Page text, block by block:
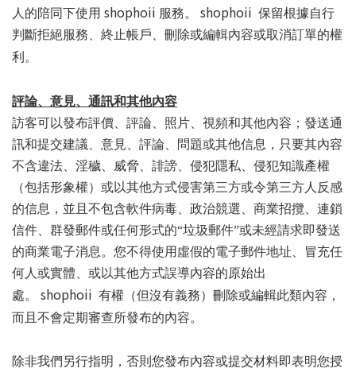
人的陪同下使用 shophoii 服務。 shophoii 保留根據自行
判斷拒絕服務、終止帳戶、刪除或編輯內容或取消訂單的權
利。
評論、意見、通訊和其他內容
訪客可以發布評價、評論、照片、視頻和其他內容；發送通
訊和提交建議、意見、評論、問題或其他信息，只要其內容
不含違法、淫穢、威脅、誹謗、侵犯隱私、侵犯知識產權
（包括形象權）或以其他方式侵害第三方或令第三方人反感
的信息，並且不包含軟件病毒、政治競選、商業招攬、連鎖
信件、群發郵件或任何形式的“垃圾郵件”或未經請求即發送
的商業電子消息。您不得使用虛假的電子郵件地址、冒充任
何人或實體、或以其他方式誤導內容的原始出
處。
shophoii 有權（但沒有義務）刪除或編輯此類內容，
而且不會定期審查所發布的內容。
除非我們另行指明，否則您發布內容或提交材料即表明您授